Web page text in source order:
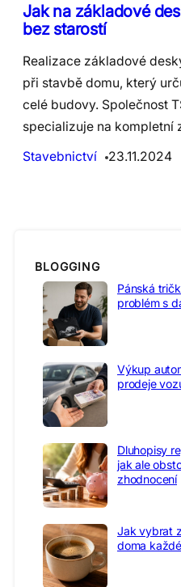
Jak na základové
bez starostí
Realizace základové
při stavbě domu, který
celé budovy. Společnost
specializuje na kompletní
Stavebnictví
23.11.2024
BLOGGING
Pánská
problém s
Výkup
prodeje
Dluhopisy
jak ale
zhodnocení
Jak vybrat
doma